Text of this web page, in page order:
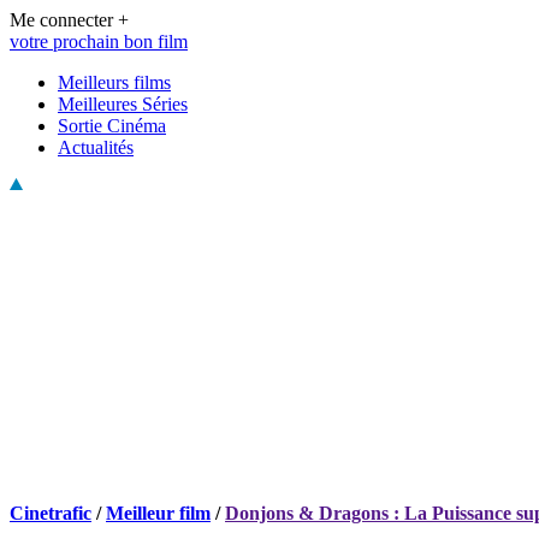
Me connecter +
votre prochain bon film
Meilleurs films
Meilleures Séries
Sortie Cinéma
Actualités
Cinetrafic /Meilleur film /Donjons & Dragons : La Puissance